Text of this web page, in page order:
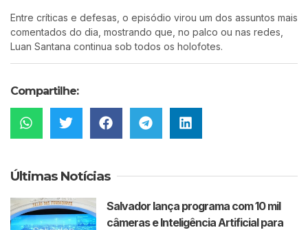
Entre críticas e defesas, o episódio virou um dos assuntos mais
comentados do dia, mostrando que, no palco ou nas redes,
Luan Santana continua sob todos os holofotes.
Compartilhe:
Últimas Notícias
Salvador lança programa com 10 mil
câmeras e Inteligência Artificial para